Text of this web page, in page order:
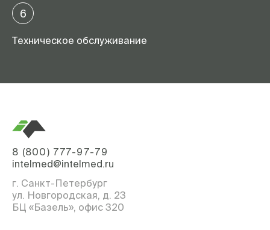
6
Техническое обслуживание
8 (800) 777-97-79
intelmed@intelmed.ru
г. Санкт-Петербург
ул. Новгородская, д. 23
БЦ «Базель», офис 320